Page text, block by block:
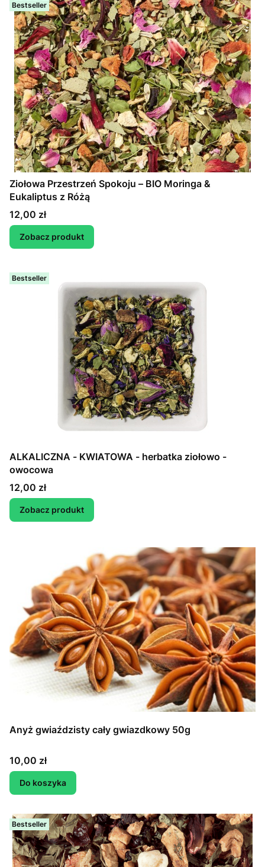
Bestseller
Ziołowa Przestrzeń Spokoju – BIO Moringa &
Eukaliptus z Różą
Cena
12,00 zł
Zobacz produkt
Bestseller
ALKALICZNA - KWIATOWA - herbatka ziołowo -
owocowa
Cena
12,00 zł
Zobacz produkt
Anyż gwiaździsty cały gwiazdkowy 50g
Cena
10,00 zł
Do koszyka
Bestseller